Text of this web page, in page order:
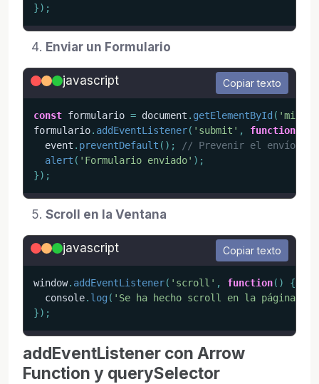
}) ;
Enviar un Formulario
javascript Copiar texto
const formulario = document . getElementById (
formulario. addEventListener( 'submit' , function
  event
. preventDefault ( ) ;
// Prevenir el envío
alert ( 'Formulario enviado' ) ;
}) ;
Scroll en la Ventana
javascript Copiar texto
window. addEventListener( 'scroll' , function( )
{
  console
. log ( 'Se ha hecho scroll en la página'
}) ;
addEventListener con Arrow
Function y querySelector